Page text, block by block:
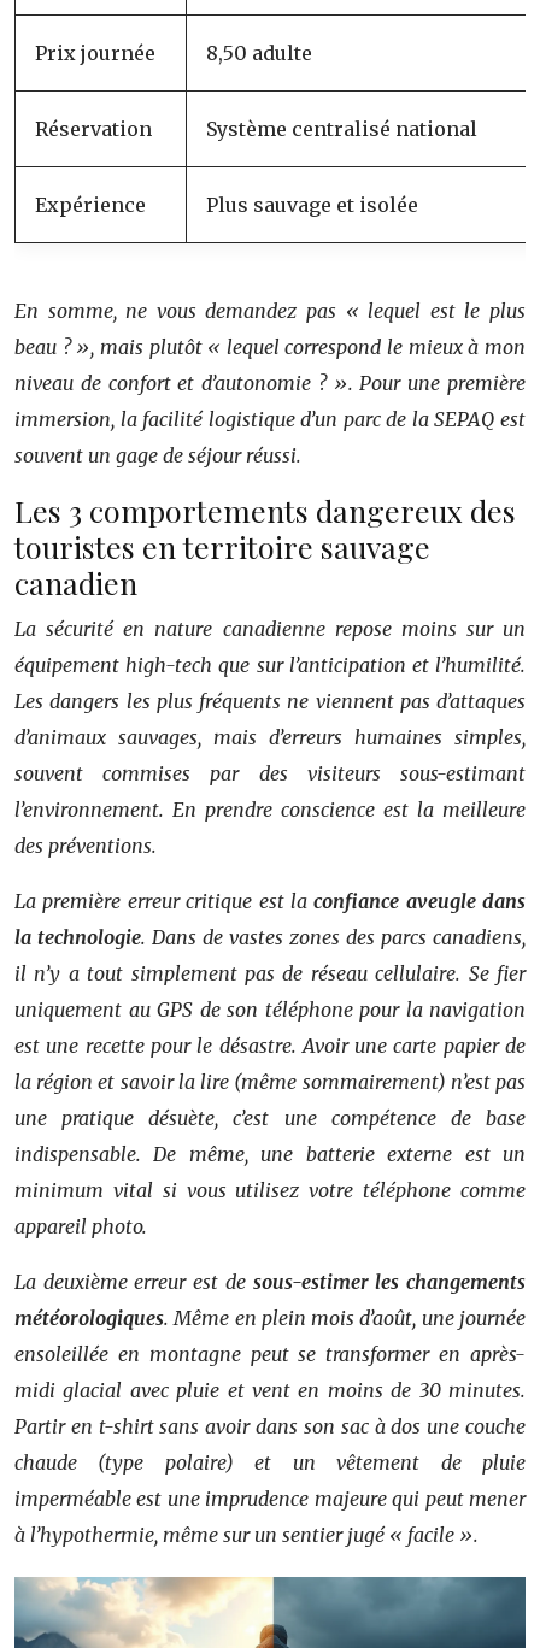
Prix journée 8,50 adulte
Réservation Système centralisé national
Expérience Plus sauvage et isolée
En somme, ne vous demandez pas « lequel est le plus
beau ? », mais plutôt « lequel correspond le mieux à mon
niveau de confort et d’autonomie ? ». Pour une première
immersion, la facilité logistique d’un parc de la SEPAQ est
souvent un gage de séjour réussi.
Les 3 comportements dangereux des
touristes en territoire sauvage
canadien
La sécurité en nature canadienne repose moins sur un
équipement high-tech que sur l’anticipation et l’humilité.
Les dangers les plus fréquents ne viennent pas d’attaques
d’animaux sauvages, mais d’erreurs humaines simples,
souvent commises par des visiteurs sous-estimant
l’environnement. En prendre conscience est la meilleure
des préventions.
La première erreur critique est laconfiance aveugle dans
la technologie. Dans de vastes zones des parcs canadiens,
il n’y a tout simplement pas de réseau cellulaire. Se fier
uniquement au GPS de son téléphone pour la navigation
est une recette pour le désastre. Avoir une carte papier de
la région et savoir la lire (même sommairement) n’est pas
une pratique désuète, c’est une compétence de base
indispensable. De même, une batterie externe est un
minimum vital si vous utilisez votre téléphone comme
appareil photo.
La deuxième erreur est de sous-estimer les changements
météorologiques. Même en plein mois d’août, une journée
ensoleillée en montagne peut se transformer en après-
midi glacial avec pluie et vent en moins de 30 minutes.
Partir en t-shirt sans avoir dans son sac à dos une couche
chaude (type polaire) et un vêtement de pluie
imperméable est une imprudence majeure qui peut mener
à l’hypothermie, même sur un sentier jugé « facile ».